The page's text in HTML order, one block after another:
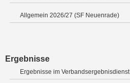
Allgemein 2026/27 (SF Neuenrade)
Ergebnisse
Ergebnisse im Verbandsergebnisdienst